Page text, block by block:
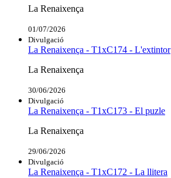
La Renaixença
01/07/2026
Divulgació
La Renaixença - T1xC174 - L'extintor
La Renaixença
30/06/2026
Divulgació
La Renaixença - T1xC173 - El puzle
La Renaixença
29/06/2026
Divulgació
La Renaixença - T1xC172 - La llitera